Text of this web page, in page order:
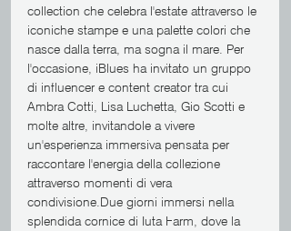
collection che celebra l'estate attraverso le
iconiche stampe e una palette colori che
nasce dalla terra, ma sogna il mare. Per
l'occasione, iBlues ha invitato un gruppo
di influencer e content creator tra cui
Ambra Cotti, Lisa Luchetta, Gio Scotti e
molte altre, invitandole a vivere
un'esperienza immersiva pensata per
raccontare l'energia della collezione
attraverso momenti di vera
condivisione.Due giorni immersi nella
splendida cornice di Iuta Farm, dove la